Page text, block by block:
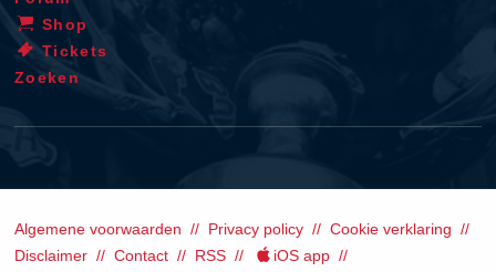
Shop
Tickets
Zoeken
Algemene voorwaarden Privacy policy
Cookie verklaring
Disclaimer
Contact RSS iOS app